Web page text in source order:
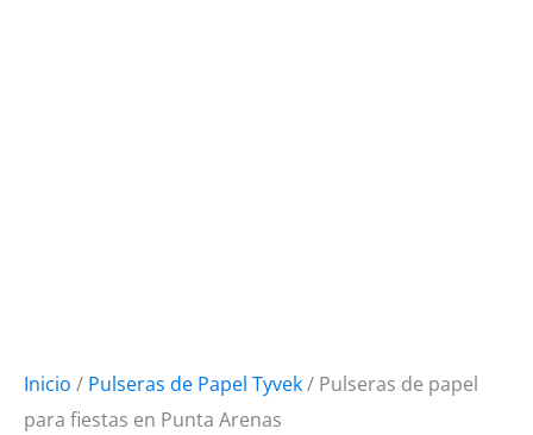
Inicio / Pulseras de Papel Tyvek/ Pulseras de papel
para fiestas en Punta Arenas